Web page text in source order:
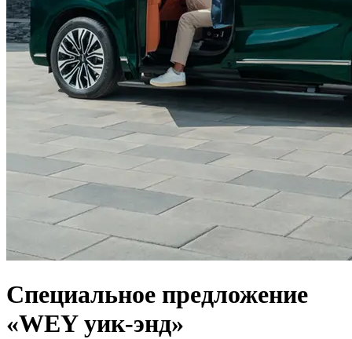
Специальное предложение
«WEY уик-энд»